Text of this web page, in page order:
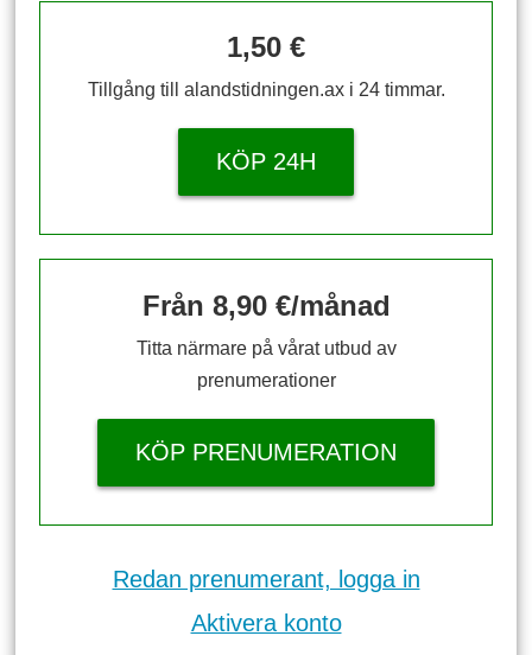
1,50 €
Tillgång till alandstidningen.ax i 24 timmar.
KÖP 24H
Från 8,90 €/månad
Titta närmare på vårat utbud av
prenumerationer
KÖP PRENUMERATION
Redan prenumerant, logga in
Aktivera konto